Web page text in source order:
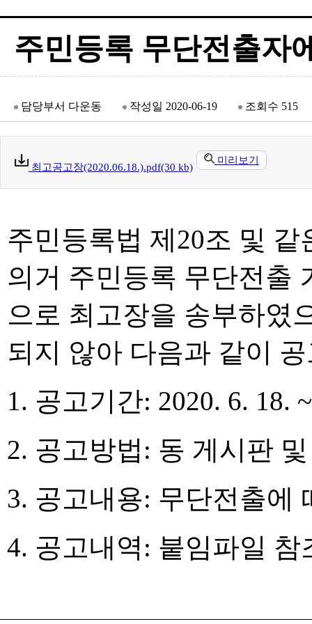
주민등록 무단전출자
담당부서 다운동 작성일 2020-06-19 조회수 515
최고공고장(2020.06.18.).pdf(30 kb)
미리보기
주민등록법 제20조 및
의거 주민등록 무단전출
으로 최고장을 송부하였
되지 않아 다음과 같이
1. 공고기간: 2020. 6. 18.
2. 공고방법: 동 게시판
3. 공고내용: 무단전출에
4. 공고내역: 붙임파일 참